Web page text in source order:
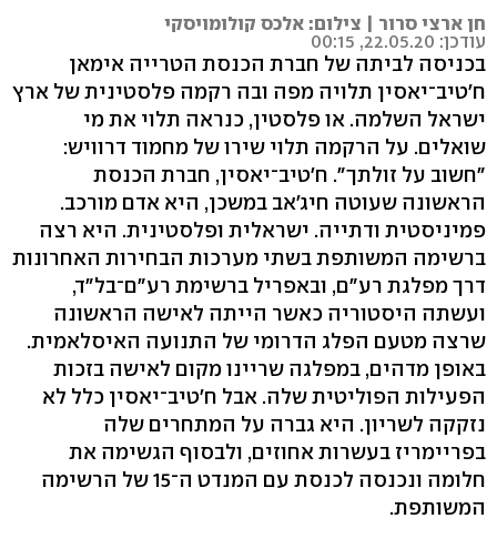
חן ארצי סרור | צילום: אלכס קולומויסקי
עודכן: 22.05.20, 00:15
בכניסה לביתה של חברת הכנסת הטרייה אימאן
ח'טיב־יאסין תלויה מפה ובה רקמה פלסטינית של ארץ
ישראל השלמה. או פלסטין, כנראה תלוי את מי
שואלים. על הרקמה תלוי שירו של מחמוד דרוויש:
"חשוב על זולתך". ח'טיב־יאסין, חברת הכנסת
הראשונה שעוטה חיג'אב במשכן, היא אדם מורכב.
פמיניסטית ודתייה. ישראלית ופלסטינית. היא רצה
ברשימה המשותפת בשתי מערכות הבחירות האחרונות
דרך מפלגת רע"ם, ובאפריל ברשימת רע"ם־בל"ד,
ועשתה היסטוריה כאשר הייתה לאישה הראשונה
שרצה מטעם הפלג הדרומי של התנועה האיסלאמית.
באופן מדהים, במפלגה שריינו מקום לאישה בזכות
הפעילות הפוליטית שלה. אבל ח'טיב־יאסין כלל לא
נזקקה לשריון. היא גברה על המתחרים שלה
בפריימריז בעשרות אחוזים, ולבסוף הגשימה את
חלומה ונכנסה לכנסת עם המנדט ה־15 של הרשימה
המשותפת.